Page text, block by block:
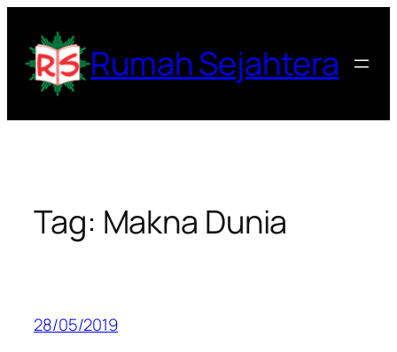
konten
Rumah Sejahtera
Tag: Makna Dunia
28/05/2019